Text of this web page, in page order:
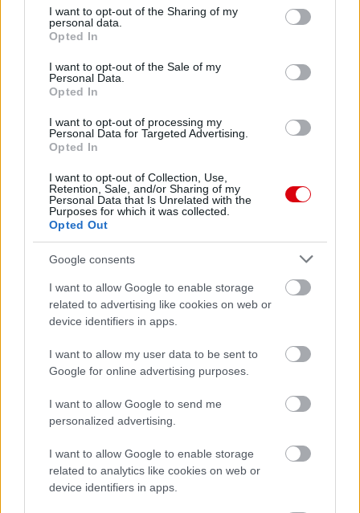
not limited to your visit or usage behaviour. You may click to
grant or deny consent to Google and its third-party tags to
use your data for below specified purposes in below Google
consent section.
I want to opt-out of the Sharing of my
personal data.
Opted In
I want to opt-out of the Sale of my
Personal Data.
Opted In
I want to opt-out of processing my
Personal Data for Targeted Advertising.
Opted In
I want to opt-out of Collection, Use,
Retention, Sale, and/or Sharing of my
Personal Data that Is Unrelated with the
Purposes for which it was collected.
Opted Out
Google consents
I want to allow Google to enable storage
related to advertising like cookies on web or
device identifiers in apps.
I want to allow my user data to be sent to
Google for online advertising purposes.
I want to allow Google to send me
personalized advertising.
I want to allow Google to enable storage
related to analytics like cookies on web or
device identifiers in apps.
Meccs Center
Paris Saint-Germain
Felkészülési szezon 4. mérkőzés
Nya Ullevi, Göteborg